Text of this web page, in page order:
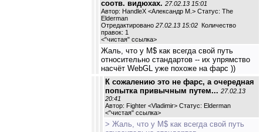
соотв. видюхах. 27.02.13 15:01
Автор: HandleX <Александр М.> Статус: The
Elderman
Отредактировано 27.02.13 15:02 Количество
правок: 1
<"чистая" ссылка>
Жаль, что у M$ как всегда свой путь
относительно стандартов -- их упрямство
насчёт WebGL уже похоже на фарс ))
К сожалению это не фарс, а очередная
попытка привычным путем... 27.02.13
20:41
Автор: Fighter <Vladimir> Статус: Elderman
<"чистая" ссылка>
> Жаль, что у M$ как всегда свой путь